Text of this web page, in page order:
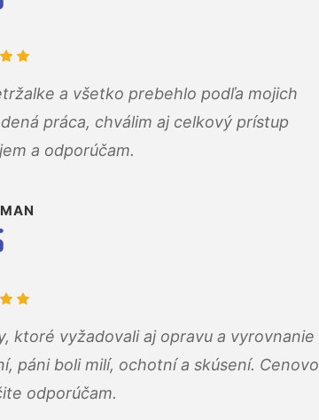
a všetko prebehlo podľa mojich
práca, chválim aj celkový prístup
a odporúčam.
ktoré vyžadovali aj opravu a vyrovnanie
páni boli milí, ochotní a skúsení. Cenovo
odporúčam.